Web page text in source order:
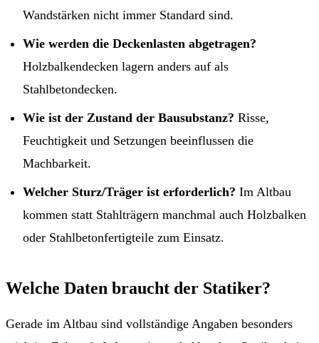
Wandstärken nicht immer Standard sind.
Wie werden die Deckenlasten abgetragen?
Holzbalkendecken lagern anders auf als
Stahlbetondecken.
Wie ist der Zustand der Bausubstanz? Risse,
Feuchtigkeit und Setzungen beeinflussen die
Machbarkeit.
Welcher Sturz/Träger ist erforderlich? Im Altbau
kommen statt Stahlträgern manchmal auch Holzbalken
oder Stahlbetonfertigteile zum Einsatz.
Welche Daten braucht der Statiker?
Gerade im Altbau sind vollständige Angaben besonders